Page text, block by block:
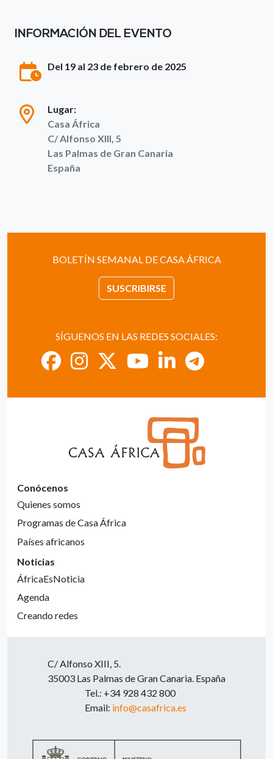
INFORMACIÓN DEL EVENTO
Del 19 al 23 de febrero de 2025
Lugar:
Casa África
C/ Alfonso XIII, 5
Las Palmas de Gran Canaria
España
BOLETÍN SEMANAL DE CASA ÁFRICA
SUSCRIBIRSE
SÍGUENOS EN LAS REDES SOCIALES:
Conócenos
Quienes somos
Programas de Casa África
Países africanos
Noticias
ÁfricaEsNoticia
Agenda
Creando redes
C/ Alfonso XIII, 5.
35003 Las Palmas de Gran Canaria. España
Tel.: +34 928 432 800
Email: info@casafrica.es